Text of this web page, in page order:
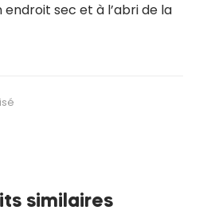
sec et à l’abri de la
similaires